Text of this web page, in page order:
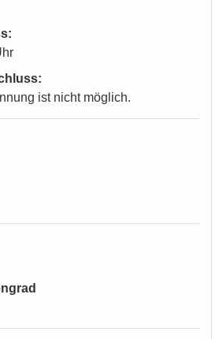
ist nicht möglich.